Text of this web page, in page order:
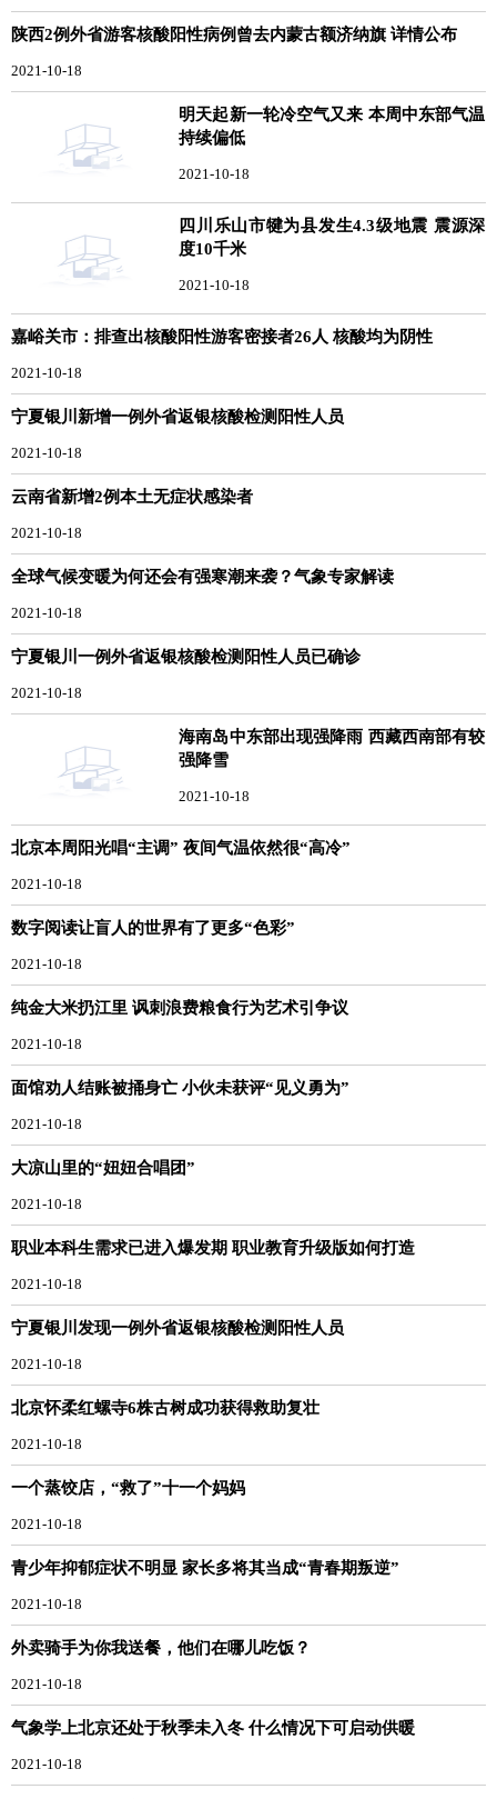
陕西2例外省游客核酸阳性病例曾去内蒙古额济纳旗 详情公布
2021-10-18
明天起新一轮冷空气又来 本周中东部气温
持续偏低
2021-10-18
四川乐山市犍为县发生4.3级地震 震源深
度10千米
2021-10-18
嘉峪关市：排查出核酸阳性游客密接者26人 核酸均为阴性
2021-10-18
宁夏银川新增一例外省返银核酸检测阳性人员
2021-10-18
云南省新增2例本土无症状感染者
2021-10-18
全球气候变暖为何还会有强寒潮来袭？气象专家解读
2021-10-18
宁夏银川一例外省返银核酸检测阳性人员已确诊
2021-10-18
海南岛中东部出现强降雨 西藏西南部有较
强降雪
2021-10-18
北京本周阳光唱“主调” 夜间气温依然很“高冷”
2021-10-18
数字阅读让盲人的世界有了更多“色彩”
2021-10-18
纯金大米扔江里 讽刺浪费粮食行为艺术引争议
2021-10-18
面馆劝人结账被捅身亡 小伙未获评“见义勇为”
2021-10-18
大凉山里的“妞妞合唱团”
2021-10-18
职业本科生需求已进入爆发期 职业教育升级版如何打造
2021-10-18
宁夏银川发现一例外省返银核酸检测阳性人员
2021-10-18
北京怀柔红螺寺6株古树成功获得救助复壮
2021-10-18
一个蒸饺店，“救了”十一个妈妈
2021-10-18
青少年抑郁症状不明显 家长多将其当成“青春期叛逆”
2021-10-18
外卖骑手为你我送餐，他们在哪儿吃饭？
2021-10-18
气象学上北京还处于秋季未入冬 什么情况下可启动供暖
2021-10-18